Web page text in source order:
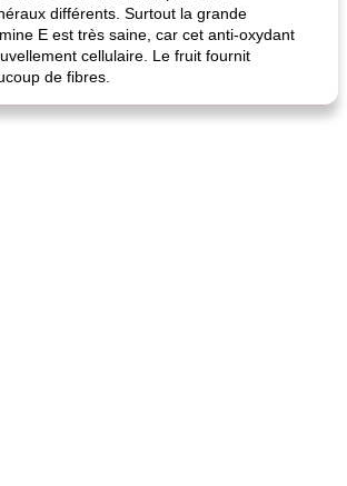
différents. Surtout la grande
E est très saine, car cet anti-oxydant
cellulaire. Le fruit fournit
de fibres.